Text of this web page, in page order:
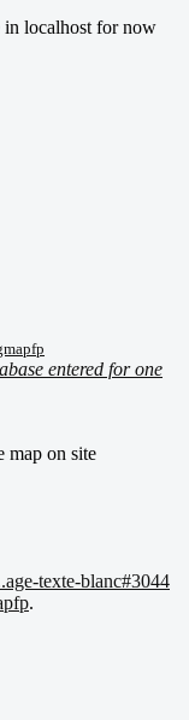
in localhost for now
entered for one
map on site
texte-blanc#3044
.